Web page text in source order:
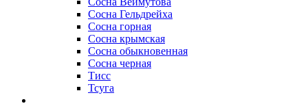
Сосна Гельдрейха
Сосна горная
Сосна крымская
Сосна обыкновенная
Сосна черная
Тисс
Тсуга